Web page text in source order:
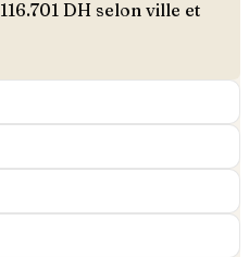
116.701DH selon ville et